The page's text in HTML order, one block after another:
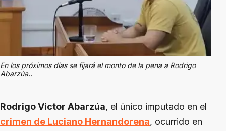
En los próximos días se fijará el monto de la pena a Rodrigo
Abarzúa..
Rodrigo Victor Abarzúa, el único imputado en el
crimen de Luciano Hernandorena, ocurrido en